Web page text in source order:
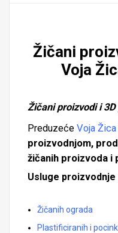
Žičani
Voja
Žičani proizvodi i
Preduzeće Voja Žica
proizvodnjom,
žičanih proizvoda i
Usluge
Žičanih ograda
Plastificiranih i